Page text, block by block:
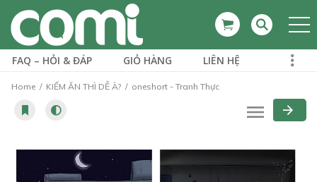
FAQ – HỎI & ĐÁP GIỎ HÀNG LIÊN HỆ
Home KIẾM ĂN THÌ DỄ À? oneshort - Tranh Thực